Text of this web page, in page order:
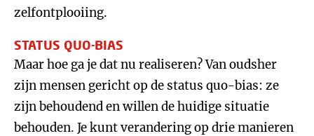
zelfontplooiing.
STATUS QUO-BIAS
Maar hoe ga je dat nu realiseren? Van oudsher
zijn mensen gericht op de status quo-bias: ze
zijn behoudend en willen de huidige situatie
behouden. Je kunt verandering op drie manieren